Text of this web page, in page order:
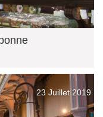
23 Juillet 2019